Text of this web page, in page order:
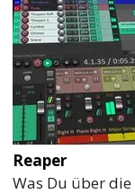
Reaper
Was Du über